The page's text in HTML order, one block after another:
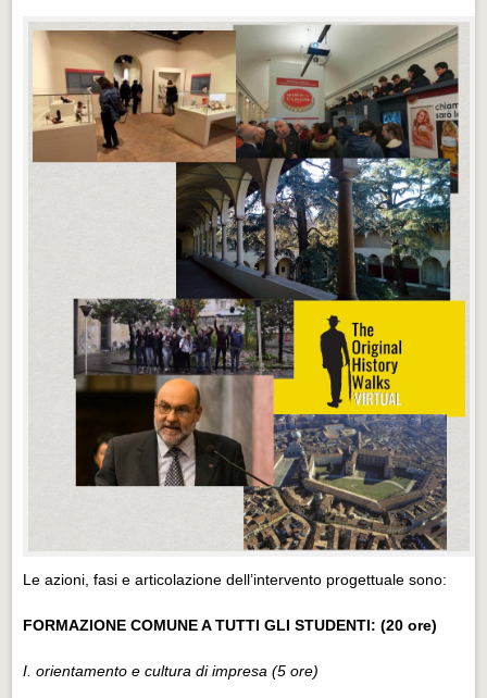
Le azioni, fasi e articolazione dell’intervento progettuale sono:
FORMAZIONE COMUNE A TUTTI GLI STUDENTI: (20 ore)
I. orientamento e cultura di impresa (5 ore)